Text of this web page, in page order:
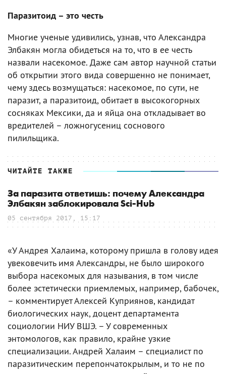
Паразитоид – это честь
Многие ученые удивились, узнав, что Александра
Элбакян могла обидеться на то, что в ее честь
назвали насекомое. Даже сам автор научной статьи
об открытии этого вида совершенно не понимает,
чему здесь возмущаться: насекомое, по сути, не
паразит, а паразитоид, обитает в высокогорных
сосняках Мексики, да и яйца она откладывает во
вредителей – ложногусениц соснового
пилильщика.
ЧИТАЙТЕ ТАКЖЕ
За паразита ответишь: почему Александра
Элбакян заблокировала Sci-Hub
05 сентября 2017, 15:17
«У Андрея Халаима, которому пришла в голову идея
увековечить имя Александры, не было широкого
выбора насекомых для называния, в том числе
более эстетически приемлемых, например, бабочек,
– комментирует Алексей Куприянов, кандидат
биологических наук, доцент департамента
социологии НИУ ВШЭ. – У современных
энтомологов, как правило, крайне узкие
специализации. Андрей Халаим – специалист по
паразитическим перепончатокрылым, и то не по